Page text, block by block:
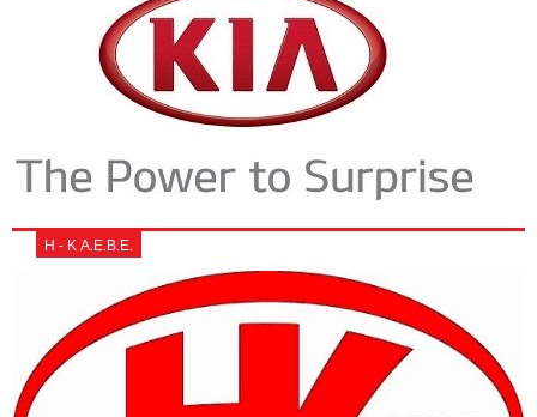
Η - Κ Α.Ε.Β.Ε.